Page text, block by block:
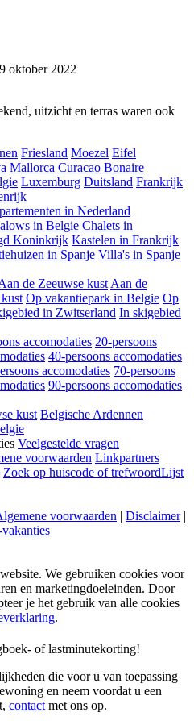
oktober 2022
uitzicht en terras waren ook
Friesland Moezel Eifel
Mallorca Curacao Bonaire
Luxemburg Duitsland Frankrijk
in Nederland
in Belgie Chalets in
Koninkrijk Kastelen in Frankrijk
in Spanje Villa's in Spanje
de Zeeuwse kust Aan de
Op vakantiepark in Belgie Op
in Zwitserland In skigebied
accomodaties 20-persoons
40-persoons accomodaties
accomodaties 70-persoons
90-persoons accomodaties
kust Belgische Ardennen
Veelgestelde vragen
voorwaarden Linkpartners
Zoek op huiscode of trefwoordLijst
voorwaarden | Disclaimer |
We gebruiken cookies voor
en marketingdoeleinden. Door
je het gebruik van alle cookies
.
of lastminutekorting!
die voor u van toepassing
en neem voordat u een
contact met ons op.